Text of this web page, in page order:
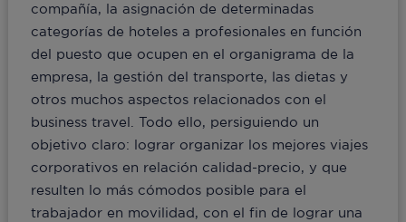
compañía, la asignación de determinadas
categorías de hoteles a profesionales en función
del puesto que ocupen en el organigrama de la
empresa, la gestión del transporte, las dietas y
otros muchos aspectos relacionados con el
business travel. Todo ello, persiguiendo un
objetivo claro: lograr organizar los mejores viajes
corporativos en relación calidad-precio, y que
resulten lo más cómodos posible para el
trabajador en movilidad, con el fin de lograr una